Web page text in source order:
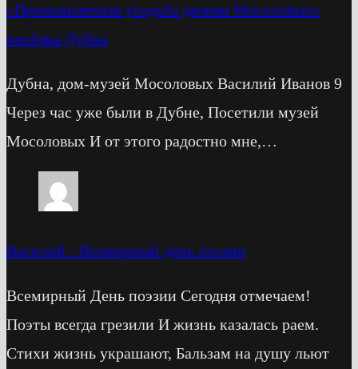
«Промышленная усадьба дворян Мосоловых»
посёлка Дубна
Дубна, дом-музей Мосоловых Василий Иванов 9
Через час уже были в Дубне, Посетили музей
Мосоловых И от этого радостно мне,…
Василий - Всемирный день поэзии
Всемирный День поэзии Сегодня отмечаем!
Поэты всегда грезили И жизнь казалась раем.
Стихи жизнь украшают, Бальзам на душу льют